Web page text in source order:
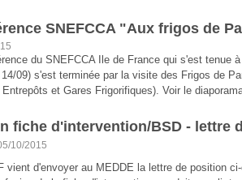
SNEFCCA "Aux frigos de
du SNEFCCA Ile de France qui s'est tenue
09) s'est terminée par la visite des Frigos de
et Gares Frigorifiques). Voir le
fiche d'intervention/BSD - lettre
10/2015
vient d'envoyer au MEDDE la lettre de position